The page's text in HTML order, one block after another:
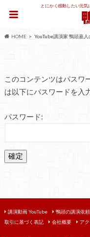
とにかく感動したい元気
HOME YouTube講演家 鴨頭嘉
このコンテンツはパスワ
は以下にパスワードを入
パスワード:
講演動画 YouTube 鴨頭の講演依
取引に基づく表記
会社概要 ア